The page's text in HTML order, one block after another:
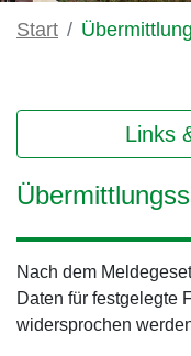
Start
Links
Nach dem
Daten für festgelegte
widersprochen